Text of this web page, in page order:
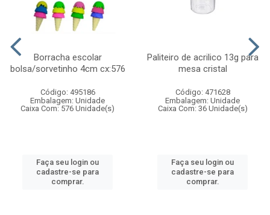
Borracha escolar
bolsa/sorvetinho 4cm cx:576
Código: 495186
Embalagem: Unidade
Caixa Com: 576 Unidade(s)
Faça seu login ou
cadastre-se para
comprar.
Paliteiro de acrilico 13g para
mesa cristal
Código: 471628
Embalagem: Unidade
Caixa Com: 36 Unidade(s)
Faça seu login ou
cadastre-se para
comprar.